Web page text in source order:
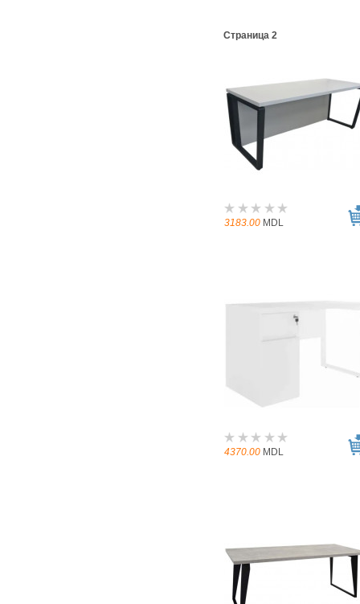
Страница 2
3183.00 MDL
4370.00 MDL